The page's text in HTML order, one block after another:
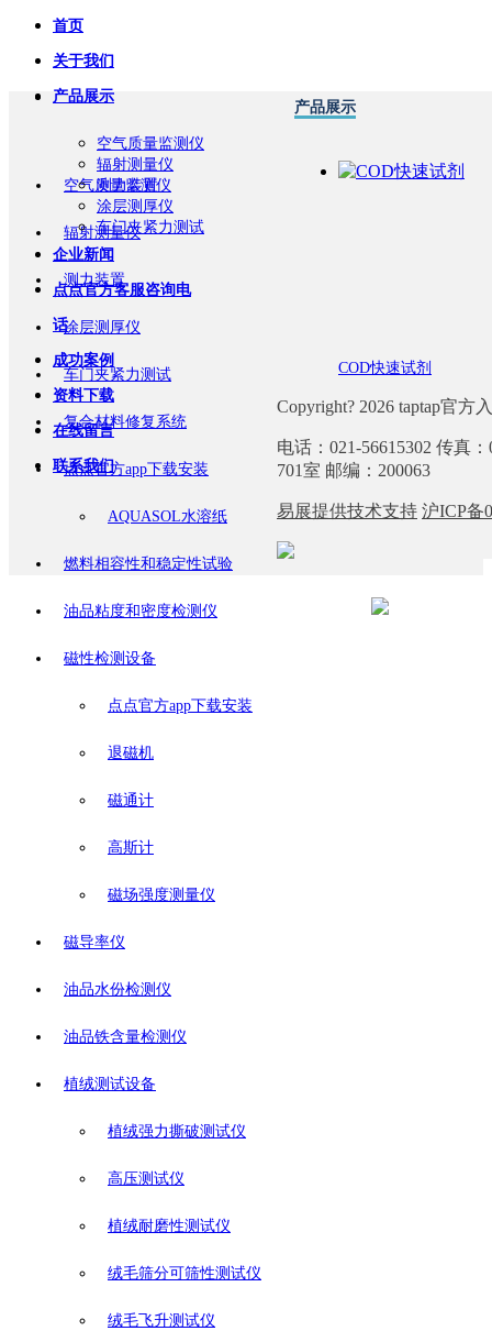
首页
关于我们
产品展示
空气质量监测仪
辐射测量仪
测力装置
涂层测厚仪
车门夹紧力测试
企业新闻
点点官方客服咨询电
话
成功案例
资料下载
在线留言
联系我们
空气质量监测仪
辐射测量仪
测力装置
涂层测厚仪
车门夹紧力测试
复合材料修复系统
点点官方app下载安装
AQUASOL水溶纸
燃料相容性和稳定性试验
油品粘度和密度检测仪
磁性检测设备
点点官方app下载安装
退磁机
磁通计
高斯计
磁场强度测量仪
磁导率仪
油品水份检测仪
油品铁含量检测仪
植绒测试设备
植绒强力撕破测试仪
高压测试仪
植绒耐磨性测试仪
绒毛筛分可筛性测试仪
绒毛飞升测试仪
产品展示
COD快速试剂
Copyright? 2026 taptap官方
电话：021-56615302 传真
701室 邮编：200063
易展提供技术支持 沪ICP备